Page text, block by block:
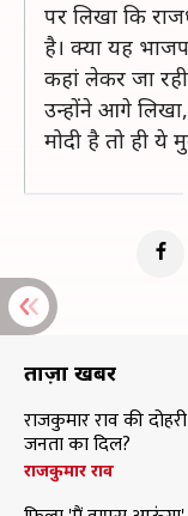
पर लिखा कि
है। क्या यह
कहां लेकर जा
उन्होंने आगे
मोदी है तो ही ये
ताज़ा खबरें
राजकुमार राव की
जनता का दिल?
राजकुमार राव